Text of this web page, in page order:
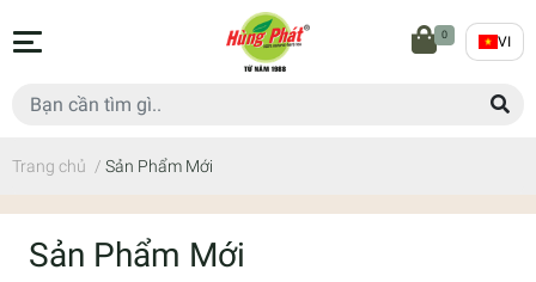
0 VI
Trang chủ / Sản Phẩm Mới
Sản Phẩm Mới